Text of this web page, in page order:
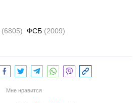
(6805) ФСБ (2009)
Мне нравится